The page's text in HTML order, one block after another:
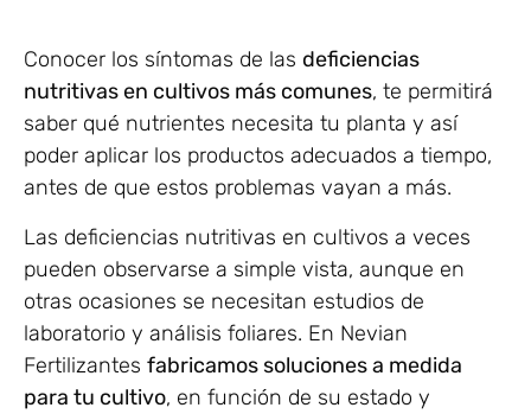
Conocer los síntomas de las deficiencias
nutritivas en cultivos más comunes, te permitirá
saber qué nutrientes necesita tu planta y así
poder aplicar los productos adecuados a tiempo,
antes de que estos problemas vayan a más.
Las deficiencias nutritivas en cultivos a veces
pueden observarse a simple vista, aunque en
otras ocasiones se necesitan estudios de
laboratorio y análisis foliares. En Nevian
Fertilizantes fabricamos soluciones a medida
para tu cultivo, en función de su estado y